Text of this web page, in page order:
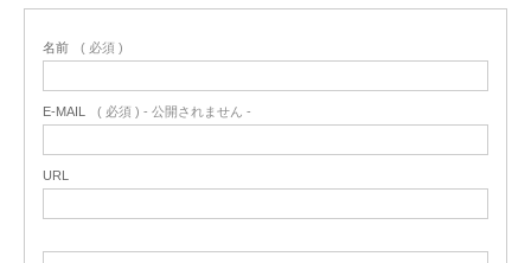
名前 ( 必須 )
E-MAIL ( 必須 ) - 公開されません -
URL